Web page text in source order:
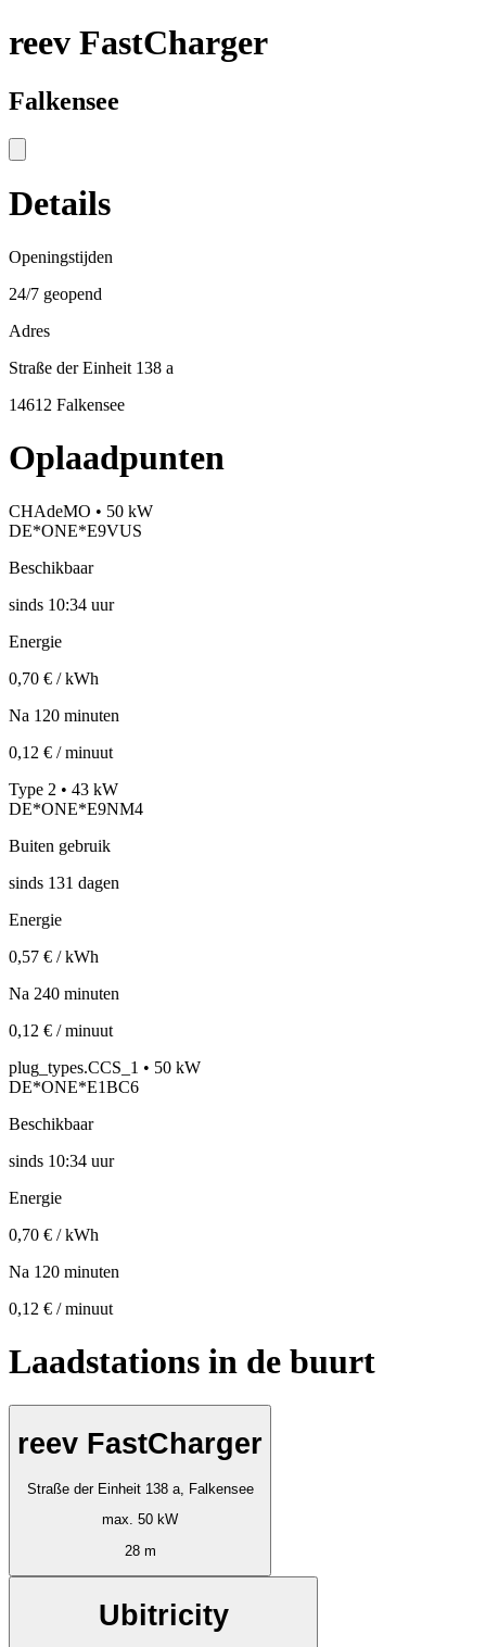
reev FastCharger
Falkensee
Details
Openingstijden
24/7 geopend
Adres
Straße der Einheit 138 a
14612 Falkensee
Oplaadpunten
CHAdeMO • 50 kW
DE*ONE*E9VUS
Beschikbaar
sinds 10:34 uur
Energie
0,70 € / kWh
Na 120 minuten
0,12 € / minuut
Type 2 • 43 kW
DE*ONE*E9NM4
Buiten gebruik
sinds 131 dagen
Energie
0,57 € / kWh
Na 240 minuten
0,12 € / minuut
plug_types.CCS_1 • 50 kW
DE*ONE*E1BC6
Beschikbaar
sinds 10:34 uur
Energie
0,70 € / kWh
Na 120 minuten
0,12 € / minuut
Laadstations in de buurt
reev FastCharger
Straße der Einheit 138 a, Falkensee
max. 50 kW
28 m
Ubitricity